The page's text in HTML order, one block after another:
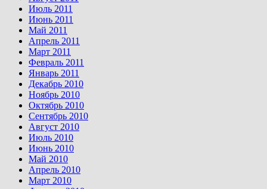
Июль 2011
Июнь 2011
Май 2011
Апрель 2011
Март 2011
Февраль 2011
Январь 2011
Декабрь 2010
Ноябрь 2010
Октябрь 2010
Сентябрь 2010
Август 2010
Июль 2010
Июнь 2010
Май 2010
Апрель 2010
Март 2010